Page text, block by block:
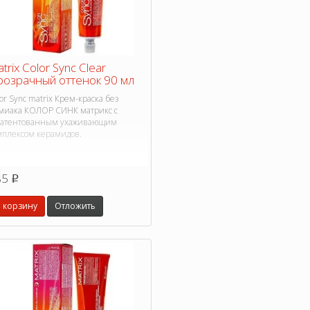
Color Sync Clear
оттенок 90 мл
Sync matrix Крем-краска без
КОЛОР СИНК матрикс с
ухаживающим
керамидов.
p
корзину Отложить